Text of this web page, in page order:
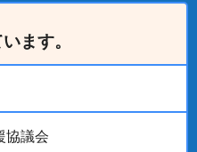
ます。
協議会